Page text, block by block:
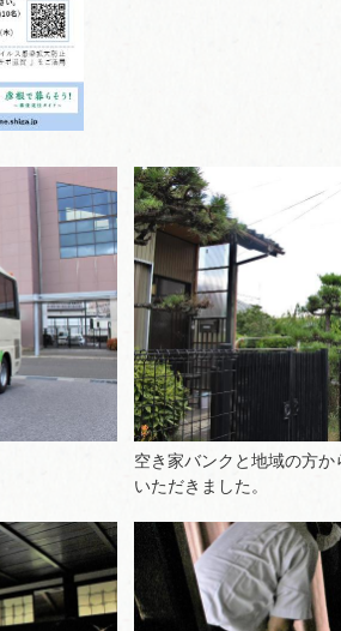
空き家バンクと地域の方
いただきました。